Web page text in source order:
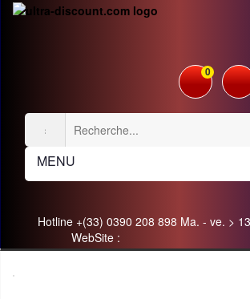
0
MENU
Hotline +(33) 0390 208 898 Ma. - ve. >
WebSite :